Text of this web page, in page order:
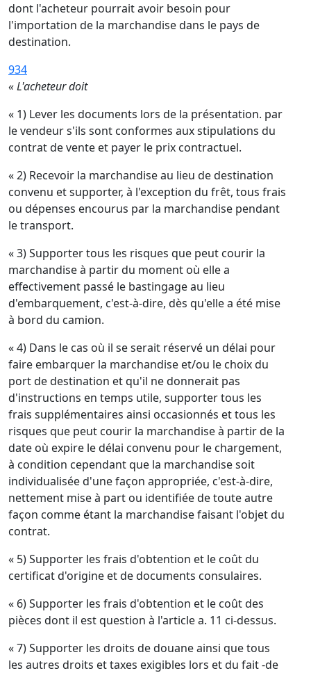
dont l'acheteur pourrait avoir besoin pour
l'importation de la marchandise dans le pays de
destination.
934
« L'acheteur doit
« 1) Lever les documents lors de la présentation. par
le vendeur s'ils sont conformes aux stipulations du
contrat de vente et payer le prix contractuel.
« 2) Recevoir la marchandise au lieu de destination
convenu et supporter, à l'exception du frêt, tous frais
ou dépenses encourus par la marchandise pendant
le transport.
« 3) Supporter tous les risques que peut courir la
marchandise à partir du moment où elle a
effectivement passé le bastingage au lieu
d'embarquement, c'est-à-dire, dès qu'elle a été mise
à bord du camion.
« 4) Dans le cas où il se serait réservé un délai pour
faire embarquer la marchandise et/ou le choix du
port de destination et qu'il ne donnerait pas
d'instructions en temps utile, supporter tous les
frais supplémentaires ainsi occasionnés et tous les
risques que peut courir la marchandise à partir de la
date où expire le délai convenu pour le chargement,
à condition cependant que la marchandise soit
individualisée d'une façon appropriée, c'est-à-dire,
nettement mise à part ou identifiée de toute autre
façon comme étant la marchandise faisant l'objet du
contrat.
« 5) Supporter les frais d'obtention et le coût du
certificat d'origine et de documents consulaires.
« 6) Supporter les frais d'obtention et le coût des
pièces dont il est question à l'article a. 11 ci-dessus.
« 7) Supporter les droits de douane ainsi que tous
les autres droits et taxes exigibles lors et du fait -de